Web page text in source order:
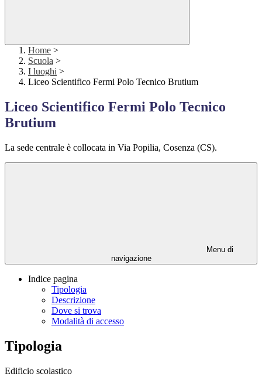
Home >
Scuola >
I luoghi >
Liceo Scientifico Fermi Polo Tecnico Brutium
Liceo Scientifico Fermi Polo Tecnico
Brutium
La sede centrale è collocata in Via Popilia, Cosenza (CS).
Menu di
navigazione
Indice pagina
Tipologia
Descrizione
Dove si trova
Modalità di accesso
Tipologia
Edificio scolastico